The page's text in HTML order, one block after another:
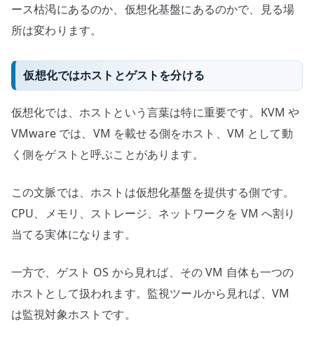
ース枯渇にあるのか、仮想化基盤にあるのかで、見る場
所は変わります。
仮想化ではホストとゲストを分ける
仮想化では、ホストという言葉は特に重要です。KVM や
VMware では、VM を載せる側をホスト、VM として動
く側をゲストと呼ぶことがあります。
この文脈では、ホストは仮想化基盤を提供する側です。
CPU、メモリ、ストレージ、ネットワークを VM へ割り
当てる実体になります。
一方で、ゲスト OS から見れば、その VM 自体も一つの
ホストとして扱われます。監視ツールから見れば、VM
は監視対象ホストです。